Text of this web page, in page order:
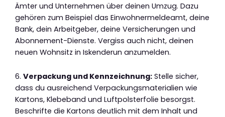
Ämter und Unternehmen über deinen Umzug. Dazu
gehören zum Beispiel das Einwohnermeldeamt, deine
Bank, dein Arbeitgeber, deine Versicherungen und
Abonnement-Dienste. Vergiss auch nicht, deinen
neuen Wohnsitz in Iskenderun anzumelden.
6. Verpackung und Kennzeichnung: Stelle sicher,
dass du ausreichend Verpackungsmaterialien wie
Kartons, Klebeband und Luftpolsterfolie besorgst.
Beschrifte die Kartons deutlich mit dem Inhalt und